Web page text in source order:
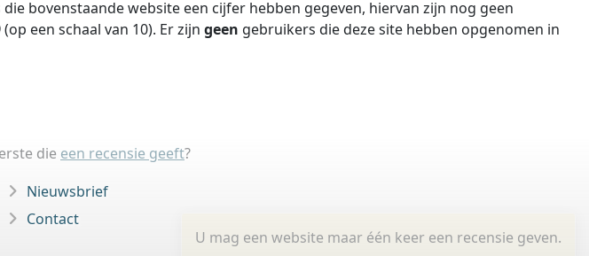
die bovenstaande website een cijfer hebben gegeven, hiervan zijn nog geen
(op een schaal van 10). Er zijn geen gebruikers die deze site hebben opgenomen in
die een recensie geeft?
U mag een website maar één keer een recensie geven.
Nieuwsbrief
Contact